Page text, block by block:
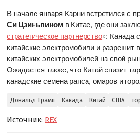
В начале января Карни встретился с
Си Цзиньпином в Китае, где они
стратегическое партнерство»: Канада
китайские электромобили и разрешит
китайских электромобилей на свой
Ожидается также, что Китай снизит
канадские семена рапса, омаров и
Дональд Трамп Канада Китай США
Источник: REX